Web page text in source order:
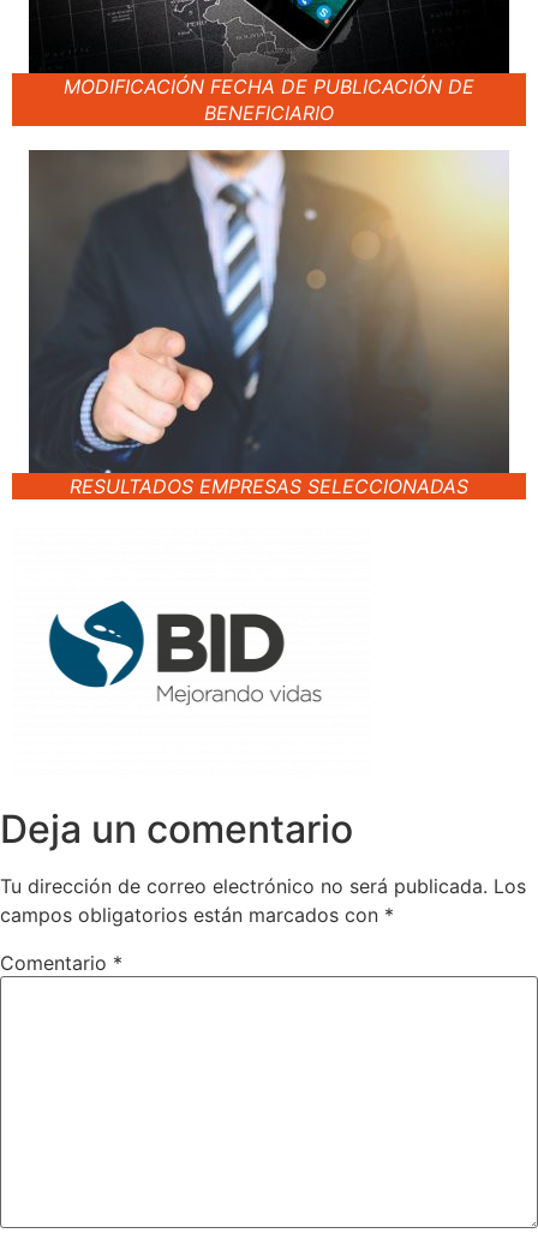
MODIFICACIÓN FECHA DE PUBLICACIÓN DE
BENEFICIARIO
RESULTADOS EMPRESAS SELECCIONADAS
Deja un comentario
Tu dirección de correo electrónico no será publicada. Los
campos obligatorios están marcados con *
Comentario *